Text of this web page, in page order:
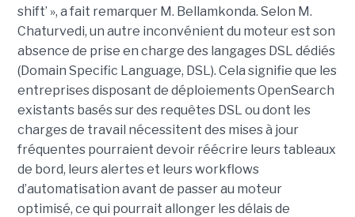
shift’ », a fait remarquer M. Bellamkonda. Selon M.
Chaturvedi, un autre inconvénient du moteur est son
absence de prise en charge des langages DSL dédiés
(Domain Specific Language, DSL). Cela signifie que les
entreprises disposant de déploiements OpenSearch
existants basés sur des requêtes DSL ou dont les
charges de travail nécessitent des mises à jour
fréquentes pourraient devoir réécrire leurs tableaux
de bord, leurs alertes et leurs workflows
d’automatisation avant de passer au moteur
optimisé, ce qui pourrait allonger les délais de